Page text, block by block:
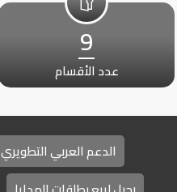
9
عدد الأقسام
الدعم العربي التطويري